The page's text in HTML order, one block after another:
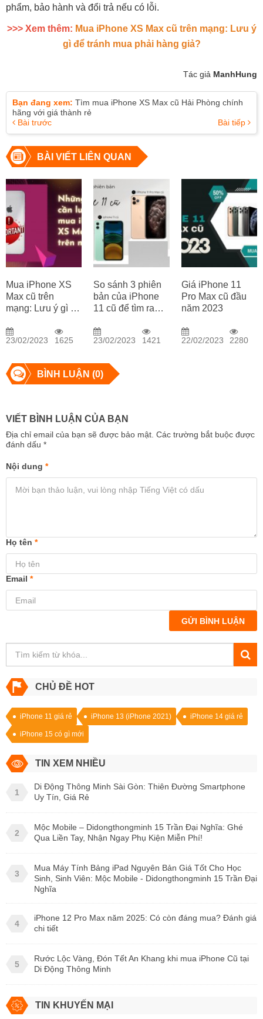
phẩm, bảo hành và đổi trả nếu có lỗi.
>>> Xem thêm: Mua iPhone XS Max cũ trên mạng: Lưu ý
gì để tránh mua phải hàng giả?
Tác giả ManhHung
Bạn đang xem: Tìm mua iPhone XS Max cũ Hải Phòng chính
hãng với giá thành rẻ
Bài trước
Bài tiếp
BÀI VIẾT LIÊN QUAN
Mua iPhone XS
Max cũ trên
mạng: Lưu ý gì để
hàng giả?
23/02/2023 1625
So sánh 3 phiên
bản của iPhone
11 cũ để tìm ra
23/02/2023 1421
Giá iPhone 11
Pro Max cũ đầu
năm 2023
22/02/2023 2280
BÌNH LUẬN (0)
VIẾT BÌNH LUẬN CỦA BẠN
Địa chỉ email của bạn sẽ được bảo mật. Các trường bắt buộc được
đánh dấu *
Nội dung *
Họ tên *
Email *
GỬI BÌNH LUẬN
CHỦ ĐỀ HOT
iPhone 11 giá rẻ iPhone 13 (iPhone 2021) iPhone 14 giá rẻ
iPhone 15 có gì mới
TIN XEM NHIỀU
1
Di Động Thông Minh Sài Gòn: Thiên Đường Smartphone
Uy Tín, Giá Rẻ
2
Mộc Mobile – Didongthongminh 15 Trần Đại Nghĩa: Ghé
Qua Liền Tay, Nhận Ngay Phụ Kiện Miễn Phí!
3
Mua Máy Tính Bảng iPad Nguyên Bản Giá Tốt Cho Học
Sinh, Sinh Viên: Mộc Mobile - Didongthongminh 15 Trần Đại
Nghĩa
4
iPhone 12 Pro Max năm 2025: Có còn đáng mua? Đánh giá
chi tiết
5
Rước Lộc Vàng, Đón Tết An Khang khi mua iPhone Cũ tại
Di Động Thông Minh
TIN KHUYẾN MẠI